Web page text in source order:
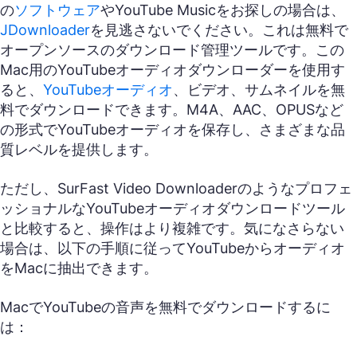
のソフトウェアやYouTube Musicをお探しの場合は、
JDownloaderを見逃さないでください。これは無料で
オープンソースのダウンロード管理ツールです。この
Mac用のYouTubeオーディオダウンローダーを使用す
ると、 YouTubeオーディオ、ビデオ、サムネイルを無
料でダウンロードできます。M4A、AAC、OPUSなど
の形式でYouTubeオーディオを保存し、さまざまな品
質レベルを提供します。
ただし、SurFast Video Downloaderのようなプロフェ
ッショナルなYouTubeオーディオダウンロードツール
と比較すると、操作はより複雑です。気になさらない
場合は、以下の手順に従ってYouTubeからオーディオ
をMacに抽出できます。
MacでYouTubeの音声を無料でダウンロードするに
は：